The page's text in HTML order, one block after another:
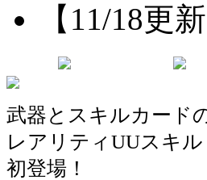
【11/18更
武器とスキルカード
レアリティUUスキ
初登場！